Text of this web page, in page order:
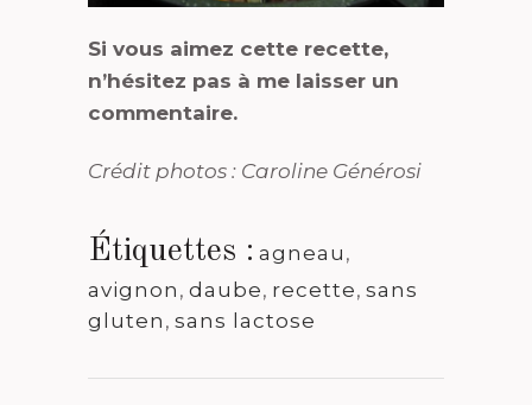
Si vous aimez cette recette,
n’hésitez pas à me laisser un
commentaire.
Crédit photos : Caroline Générosi
Étiquettes : agneau ,
avignon , daube, recette, sans
gluten , sans lactose